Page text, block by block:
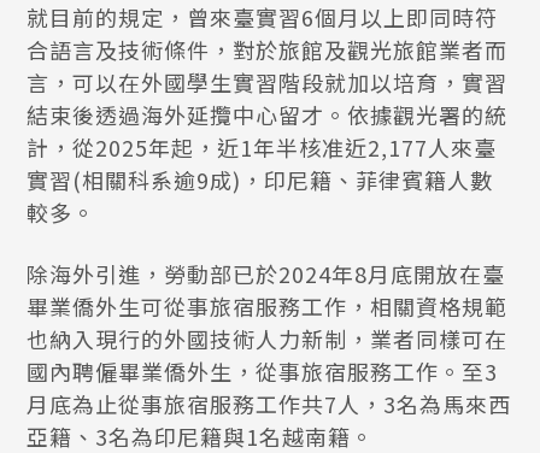
就目前的規定，曾來臺實習6個月以上即同時符
合語言及技術條件，對於旅館及觀光旅館業者而
言，可以在外國學生實習階段就加以培育，實習
結束後透過海外延攬中心留才。依據觀光署的統
計，從2025年起，近1年半核准近2,177人來臺
實習(相關科系逾9成)，印尼籍、菲律賓籍人數
較多。
除海外引進，勞動部已於2024年8月底開放在臺
畢業僑外生可從事旅宿服務工作，相關資格規範
也納入現行的外國技術人力新制，業者同樣可在
國內聘僱畢業僑外生，從事旅宿服務工作。至3
月底為止從事旅宿服務工作共7人，3名為馬來西
亞籍、3名為印尼籍與1名越南籍。